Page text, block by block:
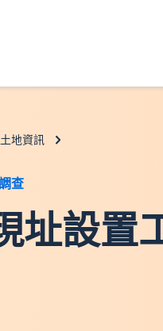
地資訊
查
址設置